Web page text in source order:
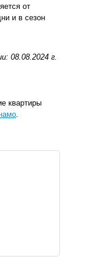
от
и в сезон
08.08.2024 г.
квартиры